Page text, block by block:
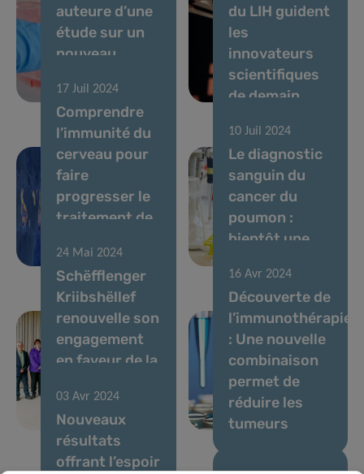
auteure d’une
étude sur un
nouveau
la leucémie
du LIH guident
les
innovateurs
scientifiques
de demain
17 Juil 2024
Comprendre
l’immunité du
cerveau pour
faire
progresser le
traitement de
Parkinson
10 Juil 2024
Le diagnostic
sanguin du
cancer du
poumon :
bientôt une
24 Mai 2024
Schëfflenger
Kriibshëllef
renouvelle son
engagement
en faveur de la
le cancer au
LIH
16 Avr 2024
Découverte de
l’immunothérapie
: Une nouvelle
combinaison
permet de
réduire les
tumeurs
03 Avr 2024
Nouveaux
résultats
offrant l’espoir